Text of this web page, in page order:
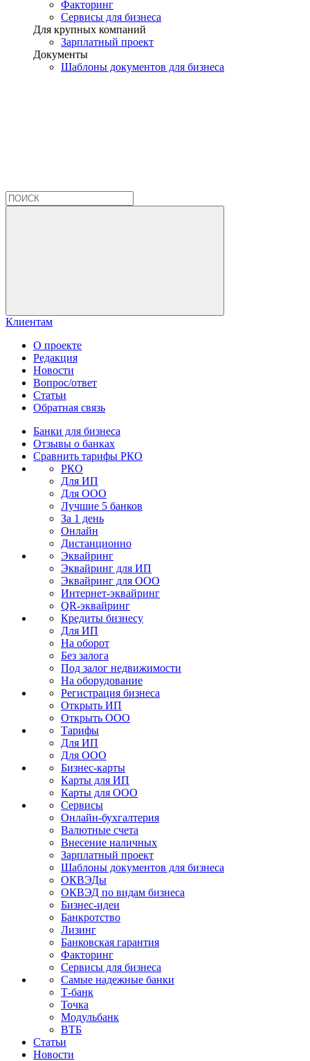
Факторинг
Сервисы для бизнеса
Для крупных компаний
Зарплатный проект
Документы
Шаблоны документов для бизнеса
Клиентам
О проекте
Редакция
Новости
Вопрос/ответ
Статьи
Обратная связь
Банки для бизнеса
Отзывы о банках
Сравнить тарифы РКО
РКО
Для ИП
Для ООО
Лучшие 5 банков
За 1 день
Онлайн
Дистанционно
Эквайринг
Эквайринг для ИП
Эквайринг для ООО
Интернет-эквайринг
QR-эквайринг
Кредиты бизнесу
Для ИП
На оборот
Без залога
Под залог недвижимости
На оборудование
Регистрация бизнеса
Открыть ИП
Открыть ООО
Тарифы
Для ИП
Для ООО
Бизнес-карты
Карты для ИП
Карты для ООО
Сервисы
Онлайн-бухгалтерия
Валютные счета
Внесение наличных
Зарплатный проект
Шаблоны документов для бизнеса
ОКВЭДы
ОКВЭД по видам бизнеса
Бизнес-идеи
Банкротство
Лизинг
Банковская гарантия
Факторинг
Сервисы для бизнеса
Самые надежные банки
Т-банк
Точка
Модульбанк
ВТБ
Статьи
Новости